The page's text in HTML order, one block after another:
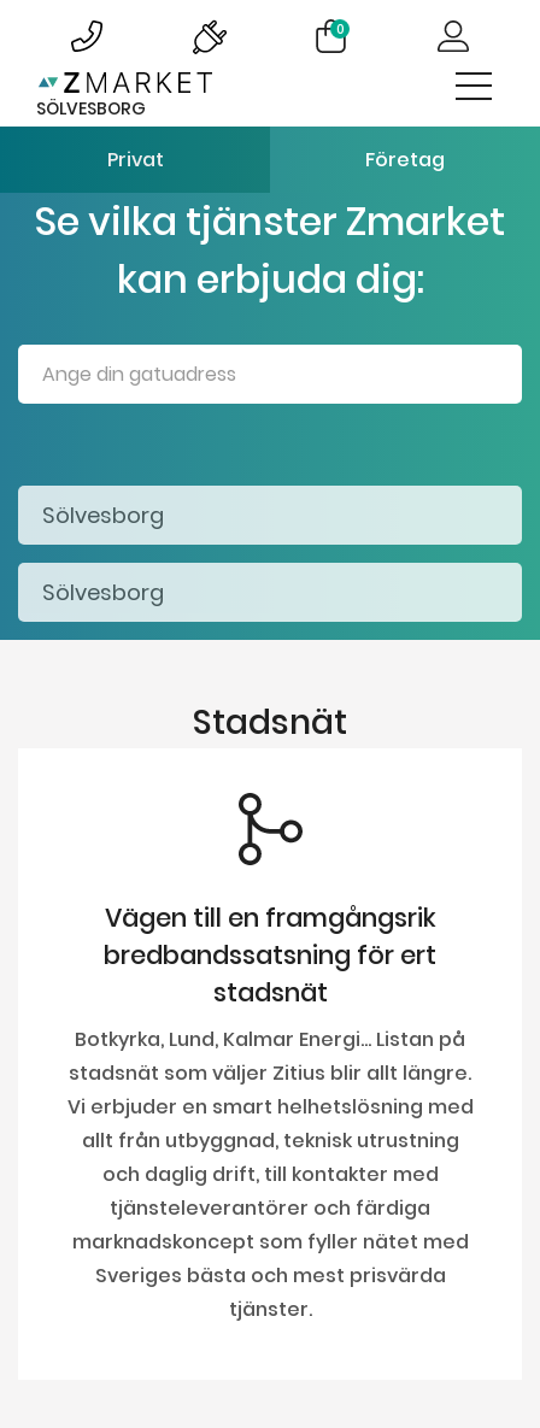
0
SÖLVESBORG
Privat Företag
Se vilka tjänster Zmarket
kan erbjuda dig:
Stadsnät
Vägen till en framgångsrik
bredbandssatsning för ert
stadsnät
Botkyrka, Lund, Kalmar Energi... Listan på
stadsnät som väljer Zitius blir allt längre.
Vi erbjuder en smart helhetslösning med
allt från utbyggnad, teknisk utrustning
och daglig drift, till kontakter med
tjänsteleverantörer och färdiga
marknadskoncept som fyller nätet med
Sveriges bästa och mest prisvärda
tjänster.